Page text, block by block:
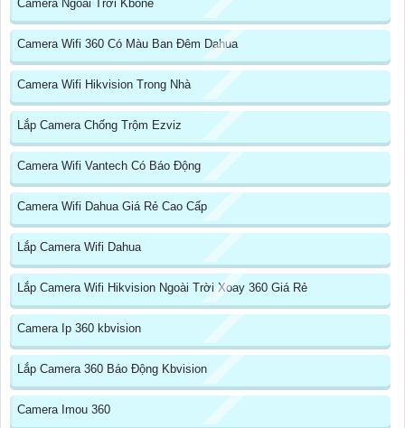
Camera Ngoài Trời Kbone
Camera Wifi 360 Có Màu Ban Đêm Dahua
Camera Wifi Hikvision Trong Nhà
Lắp Camera Chống Trộm Ezviz
Camera Wifi Vantech Có Báo Động
Camera Wifi Dahua Giá Rẻ Cao Cấp
Lắp Camera Wifi Dahua
Lắp Camera Wifi Hikvision Ngoài Trời Xoay 360 Giá Rẻ
Camera Ip 360 kbvision
Lắp Camera 360 Báo Động Kbvision
Camera Imou 360